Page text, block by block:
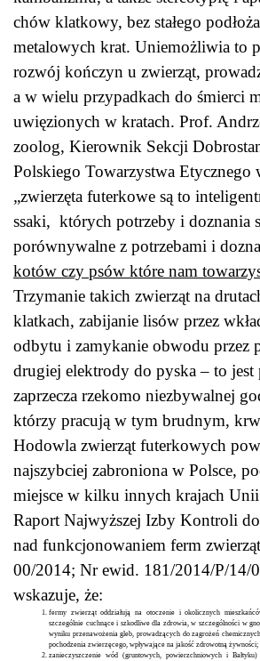
chów klatkowy, bez stałego
metalowych krat. Uniemożliwia to
rozwój kończyn u zwierząt,
a w wielu przypadkach do śmierci
uwięzionych w kratach. Prof.
zoolog, Kierownik Sekcji
Polskiego Towarzystwa Etycznego
„zwierzęta futerkowe są to
ssaki, których potrzeby i doznania
porównywalne z potrzebami i
kotów czy psów które nam
Trzymanie takich zwierząt na
klatkach, zabijanie lisów przez
odbytu i zamykanie obwodu przez
drugiej elektrody do pyska – to jest
zaprzecza rzekomo niezbywalnej
którzy pracują w tym brudnym,
Hodowla zwierząt futerkowych
najszybciej zabroniona w Polsce,
miejsce w kilku innych krajach
Raport Najwyższej Izby Kontroli
nad funkcjonowaniem ferm
00/2014; Nr ewid. 181/2014/P/14/
wskazuje, że:
fermy zwierząt oddziałują na otoczenie i okolicznych
szczególnie cuchnące i szkodliwe dla zdrowia, w szczególności w
wyniku przenawożenia gleb, prowadzących do zagrożeń
pochodzenia zwierzęcego, wpływające na jakość zdrowotną żywności;
zanieczyszczenie wód (gruntowych, powierzchniowych i